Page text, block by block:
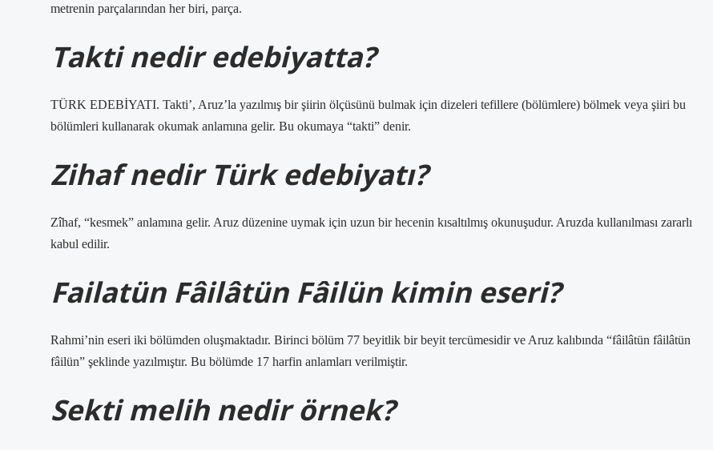
metrenin parçalarından her biri, parça.
Takti nedir edebiyatta?
TÜRK EDEBİYATI. Takti’, Aruz’la yazılmış bir şiirin ölçüsünü bulmak için dizeleri tefillere (bölümlere) bölmek veya şiiri bu
bölümleri kullanarak okumak anlamına gelir. Bu okumaya “takti” denir.
Zihaf nedir Türk edebiyatı?
Zîhaf, “kesmek” anlamına gelir. Aruz düzenine uymak için uzun bir hecenin kısaltılmış okunuşudur. Aruzda kullanılması zararlı
kabul edilir.
Failatün Fâilâtün Fâilün kimin eseri?
Rahmi’nin eseri iki bölümden oluşmaktadır. Birinci bölüm 77 beyitlik bir beyit tercümesidir ve Aruz kalıbında “fâilâtün fâilâtün
fâilün” şeklinde yazılmıştır. Bu bölümde 17 harfin anlamları verilmiştir.
Sekti melih nedir örnek?